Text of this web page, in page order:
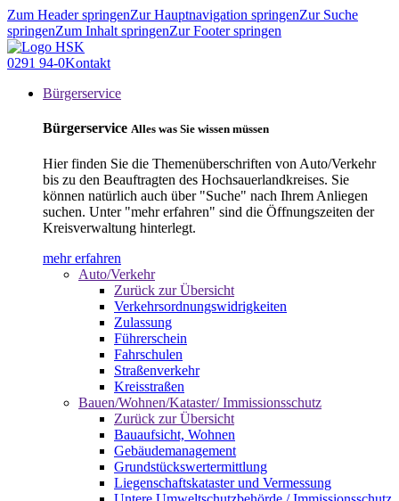
Zum Header springenZur Hauptnavigation springenZur Suche
springenZum Inhalt springenZur Footer springen
0291 94-0Kontakt
Bürgerservice
Bürgerservice Alles was Sie wissen müssen
Hier finden Sie die Themenüberschriften von Auto/Verkehr
bis zu den Beauftragten des Hochsauerlandkreises. Sie
können natürlich auch über "Suche" nach Ihrem Anliegen
suchen. Unter "mehr erfahren" sind die Öffnungszeiten der
Kreisverwaltung hinterlegt.
mehr erfahren
Auto/Verkehr
Zurück zur Übersicht
Verkehrsordnungswidrigkeiten
Zulassung
Führerschein
Fahrschulen
Straßenverkehr
Kreisstraßen
Bauen/Wohnen/Kataster/ Immissionsschutz
Zurück zur Übersicht
Bauaufsicht, Wohnen
Gebäudemanagement
Grundstückswertermittlung
Liegenschaftskataster und Vermessung